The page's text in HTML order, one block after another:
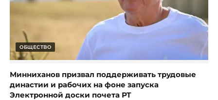
ОБЩЕСТВО
Минниханов призвал поддерживать трудовые
династии и рабочих на фоне запуска
Электронной доски почета РТ